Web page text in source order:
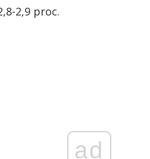
2,9 proc.
ad